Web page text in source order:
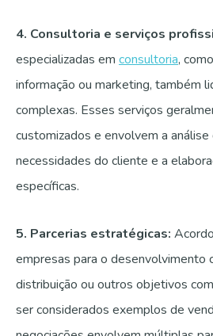
4. Consultoria e serviços
especializadas em consultoria,
informação ou marketing, também
complexas. Esses serviços
customizados e envolvem a
necessidades do cliente e a
específicas.
5. Parcerias estratégicas:
empresas para o desenvolvimento
distribuição ou outros objetivos
ser considerados exemplos de